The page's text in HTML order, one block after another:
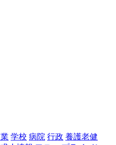
学校 病院 行政 養護老健